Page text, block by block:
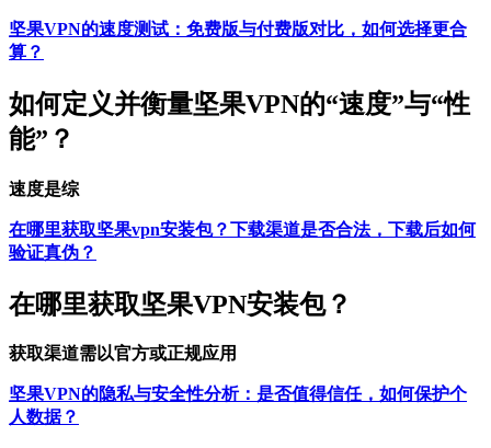
坚果VPN的速度测试：免费版与付费版对比，如何选择更合
算？
如何定义并衡量坚果VPN的“速度”与“性
能”？
速度是综
在哪里获取坚果vpn安装包？下载渠道是否合法，下载后如何
验证真伪？
在哪里获取坚果VPN安装包？
获取渠道需以官方或正规应用
坚果VPN的隐私与安全性分析：是否值得信任，如何保护个
人数据？